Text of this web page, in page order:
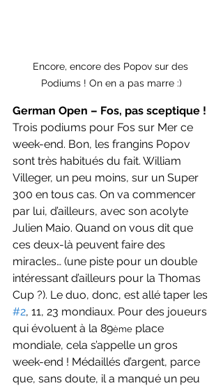
Encore, encore des Popov sur des
Podiums ! On en a pas marre :)
German Open – Fos, pas sceptique !
Trois podiums pour Fos sur Mer ce
week-end. Bon, les frangins Popov
sont très habitués du fait. William
Villeger, un peu moins, sur un Super
300 en tous cas. On va commencer
par lui, d’ailleurs, avec son acolyte
Julien Maio. Quand on vous dit que
ces deux-là peuvent faire des
miracles… (une piste pour un double
intéressant d’ailleurs pour la Thomas
Cup ?). Le duo, donc, est allé taper les
#2, 11, 23 mondiaux. Pour des joueurs
qui évoluent à la 89ème place
mondiale, cela s’appelle un gros
week-end ! Médaillés d’argent, parce
que, sans doute, il a manqué un peu